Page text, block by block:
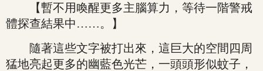
【暫不用喚醒更多主腦算力，等待一階警戒
體探查結果中……。】
隨著這些文字被打出來，這巨大的空間四周
猛地亮起更多的幽藍色光芒，一頭頭形似蚊子，